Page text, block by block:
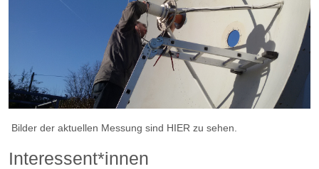
Bilder der aktuellen Messung sind HIER zu sehen.
Interessent*innen